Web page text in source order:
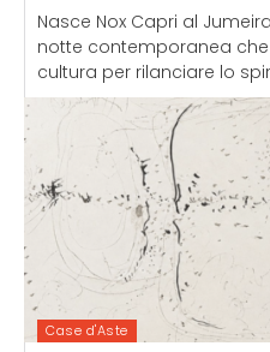
Nasce Nox Capri al
notte contemporanea
cultura per rilanciare lo
Case d'Aste